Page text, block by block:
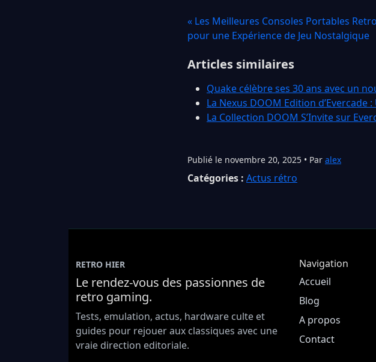
« Les Meilleures Consoles Portables
pour une Expérience de Jeu Nostalgique
Articles similaires
Quake célèbre ses 30 ans avec un
La Nexus DOOM Edition
La Collection DOOM S’Invite sur
Publié le novembre 20, 2025 • Par alex
Catégories : Actus rétro
RETRO HIER
Le rendez-vous des passionnes de
retro gaming.
Tests, emulation, actus, hardware culte et
guides pour rejouer aux classiques avec une
vraie direction editoriale.
Navigation
Accueil
Blog
A propos
Contact